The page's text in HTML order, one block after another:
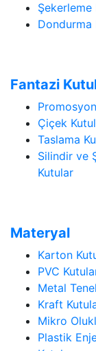
Şekerleme
Dondurma
Fantazi
Çiçek
Taslama
Silindir ve
Kutular
Materyal
Karton
PVC
Metal
Kraft
Mikro
Plastik